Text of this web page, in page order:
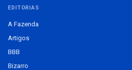
EDITORIAS
A Fazenda
Artigos
BBB
Bizarro